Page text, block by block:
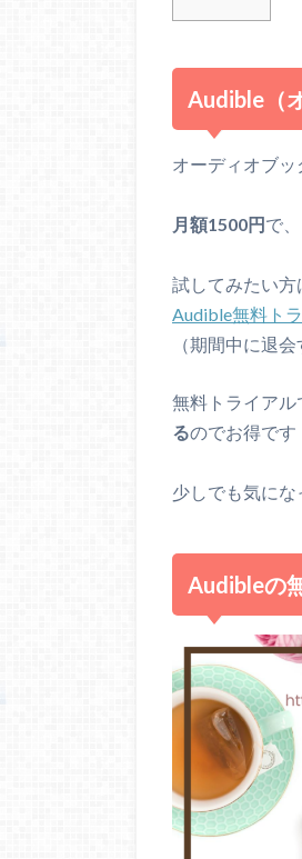
Audible（
オーディオブッ
月額1500円で
試してみたい方
Audible無料ト
（期間中に退
無料トライアル
るのでお得です
少しでも気にな
Audibleの